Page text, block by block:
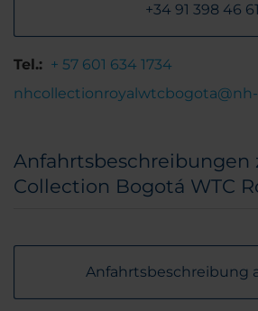
+34 91 398 46 61
Tel.: + 57 601 634 1734
Anfahrtsbeschreibungen
Collection Bogotá WTC
Anfahrtsbeschreibung